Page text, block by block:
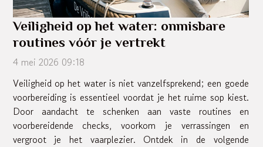
Veiligheid op het water: onmisbare
routines vóór je vertrekt
4 mei 2026 09:18
Veiligheid op het water is niet vanzelfsprekend; een goede
voorbereiding is essentieel voordat je het ruime sop kiest.
Door aandacht te schenken aan vaste routines en
voorbereidende checks, voorkom je verrassingen en
vergroot je het vaarplezier. Ontdek in de volgende